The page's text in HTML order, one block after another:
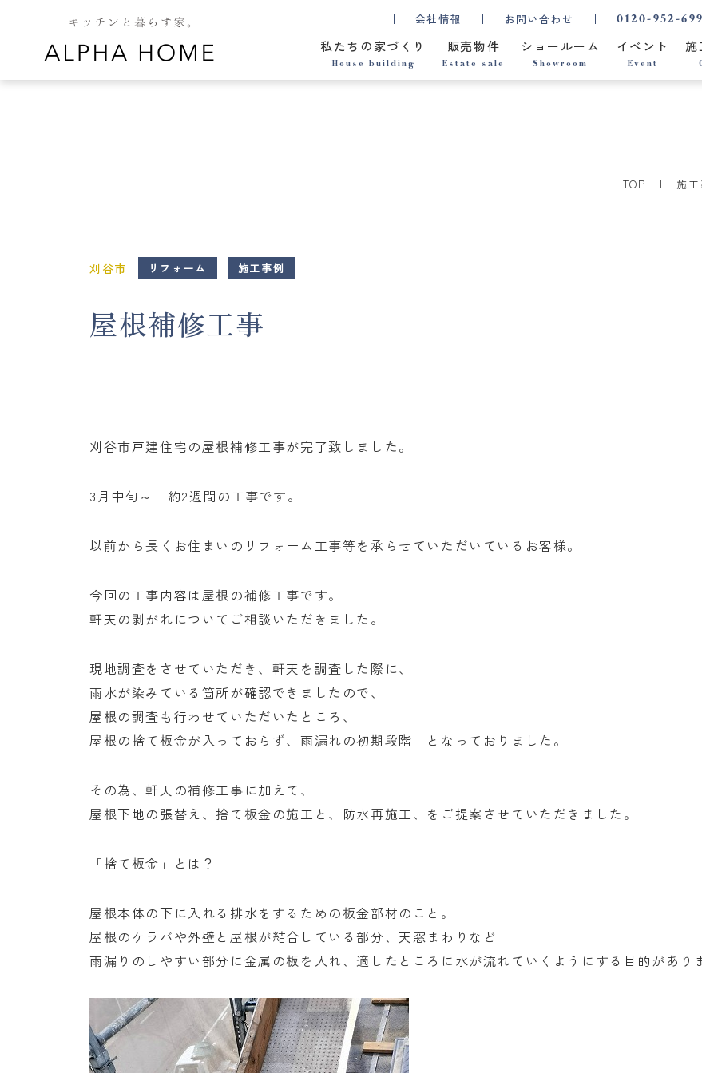
会社情報 お問い合わせ
0120-952-699
私たちの家づくり
House building
販売物件
Estate sale
ショールーム
Showroom
イベント
Event
施
TOP 施
刈谷市 リフォーム 施工事例
屋根補修工事
刈谷市戸建住宅の屋根補修工事が完了致しました。
3月中旬～ 約2週間の工事です。
以前から長くお住まいのリフォーム工事等を承らせていただいているお客様。
今回の工事内容は屋根の補修工事です。
軒天の剥がれについてご相談いただきました。
現地調査をさせていただき、軒天を調査した際に、
雨水が染みている箇所が確認できましたので、
屋根の調査も行わせていただいたところ、
屋根の捨て板金が入っておらず、雨漏れの初期段階 となっておりました。
その為、軒天の補修工事に加えて、
屋根下地の張替え、捨て板金の施工と、防水再施工、をご提案させていただきました。
「捨て板金」とは？
屋根本体の下に入れる排水をするための板金部材のこと。
屋根のケラバや外壁と屋根が結合している部分、天窓まわりなど
雨漏りのしやすい部分に金属の板を入れ、適したところに水が流れていくようにする目的があり